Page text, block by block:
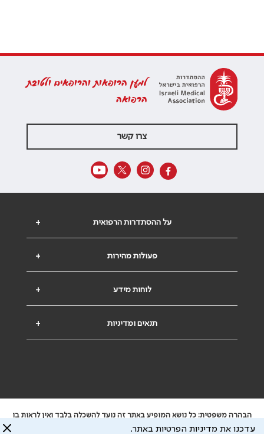
למען הרופאות והרופאים ולטובת
הרפואה
צרו קשר
+ על ההסתדרות הרפואית
+ פעולות מהירות
+ לוחות מידע
+ תנאים ומדיניות
הבהרה משפטית: כל נושא המופיע באתר זה נועד להשכלה בלבד ואין לראות בו
ייעוץ רפואי או משפטי. אין הר"י אחראית לתוכן המתפרסם באתר זה ולכל נזק
עדכנו את מדיניות הפרטיות באתר.